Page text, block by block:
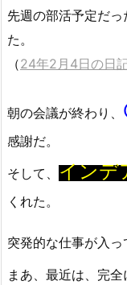
先週の部活予定だ
た。
（24年2月4日の日
朝の会議が終わり、
感謝だ。
そして、 インデ
くれた。
突発的な仕事が入っ
まあ、最近は、完全